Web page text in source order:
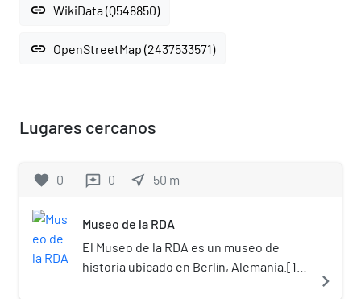
link WikiData (Q548850)
link OpenStreetMap (2437533571)
Lugares cercanos
favorite 0 reviews 0 near_me 50 m
Museo de la RDA
El Museo de la RDA es un museo de
historia ubicado en Berlín, Alemania.[1]​
navigate_next